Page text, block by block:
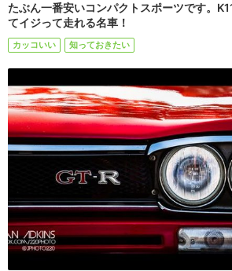
たぶん一番安いコンパクトスポーツです。
てイジって走れる名車！
カッコいい 知っておきたい